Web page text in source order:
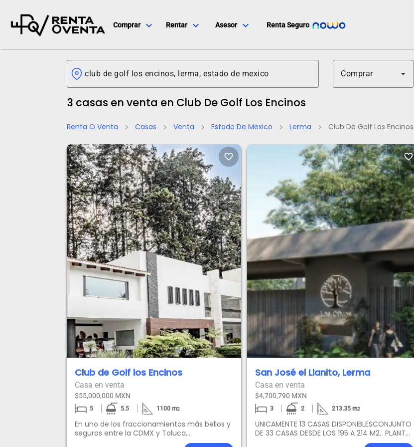
Comprar expand_more Rentar expand_more Asesor expand_more Renta Seguro
Comprar
3 casas en venta en Club De Golf Los Encinos
Renta O Venta chevron_right Casas chevron_right Venta chevron_right Estado De Mexico chevron_right Lerma chevron_right Club De Golf Los Encinos
favorite_border
Club de Golf los Encinos
Casa en venta
$55,000,000 MXN
5 5.5 1100m2
En uno de los fraccionamientos más bellos y
seguros entre la CDMX y Toluca,
encontramos esta hermosa casa rodeada
favorite_border
San José el Llanito, Lerma
Casa en venta
$4,700,790 MXN
3 2 213.35 m2
UNICAMENTE 13 CASAS DISPONIBLESCONJUNTO
DE 33 CASAS DESDE LOS 195 A 214 M2. PLANTA
BAJA Entrada principal con puerta de